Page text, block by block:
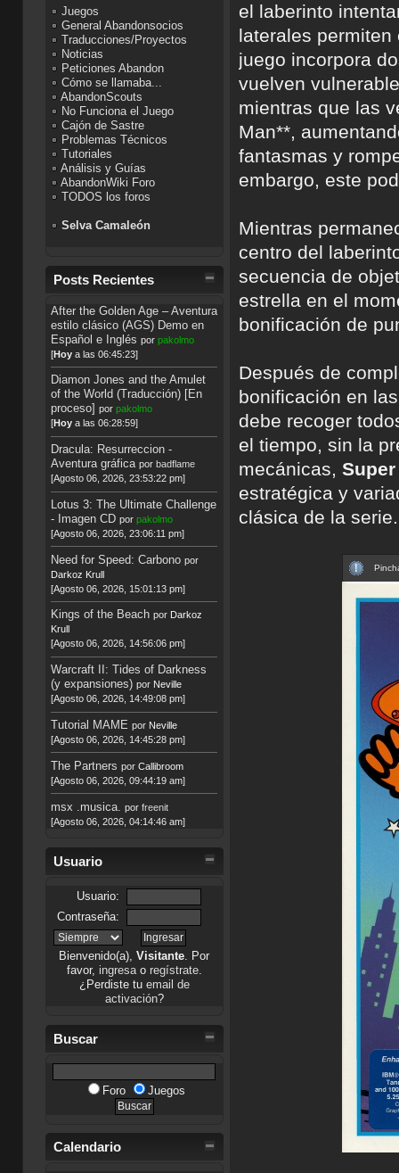
Juegos
General Abandonsocios
Traducciones/Proyectos
Noticias
Peticiones Abandon
Cómo se llamaba...
AbandonScouts
No Funciona el Juego
Cajón de Sastre
Problemas Técnicos
Tutoriales
Análisis y Guías
AbandonWiki Foro
TODOS los foros
Selva Camaleón
Posts Recientes
After the Golden Age – Aventura
estilo clásico (AGS) Demo en
Español e Inglés por pakolmo
[Hoya las 06:45:23]
Diamon Jones and the Amulet
of the World (Traducción) [En
proceso] por pakolmo
[Hoya las 06:28:59]
Dracula: Resurreccion -
Aventura gráfica por badflame
[Agosto 06, 2026, 23:53:22 pm]
Lotus 3: The Ultimate Challenge
- Imagen CD por pakolmo
[Agosto 06, 2026, 23:06:11 pm]
Need for Speed: Carbono por
Darkoz Krull
[Agosto 06, 2026, 15:01:13 pm]
Kings of the Beach por Darkoz
Krull
[Agosto 06, 2026, 14:56:06 pm]
Warcraft II: Tides of Darkness
(y expansiones) por Neville
[Agosto 06, 2026, 14:49:08 pm]
Tutorial MAME por Neville
[Agosto 06, 2026, 14:45:28 pm]
The Partners por Callibroom
[Agosto 06, 2026, 09:44:19 am]
msx .musica. por freenit
[Agosto 06, 2026, 04:14:46 am]
Usuario
Usuario:
Contraseña:
Bienvenido(a), Visitante . Por
favor, ingresao regístrate.
¿Perdiste tu email de
activación?
Buscar
Foro Juegos
Calendario
el laberinto
laterales
juego incorpora
vuelven
mientras que las
Man**,
fantasmas y
embargo, este
Mientras
centro del
secuencia de
estrella en el
bonificación de
Después de
bonificación en
debe recoger
el tiempo, sin la
mecánicas,
estratégica y
clásica de la serie.